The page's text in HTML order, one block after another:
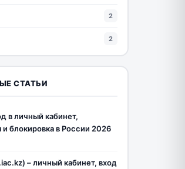
2
2
СТАТЬИ
в личный кабинет,
и блокировка в России 2026
– личный кабинет, вход